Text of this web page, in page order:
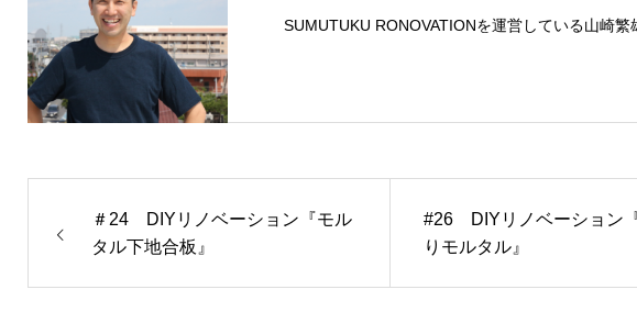
＃24 DIYリノベーション『モル
タル下地合板』
#26 DIYリノベーション
りモルタル』